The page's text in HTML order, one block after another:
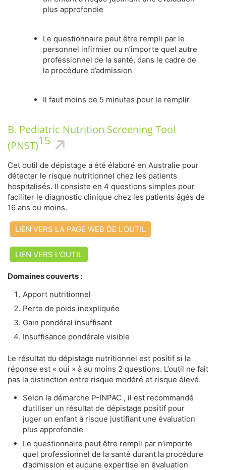
plus approfondie
Le questionnaire peut être rempli par le
personnel infirmier ou n’importe quel autre
professionnel de la santé, dans le cadre de
la procédure d’admission
Il faut moins de 5 minutes pour le remplir
B. Pediatric Nutrition Screening Tool
(PNST)15
Cet outil de dépistage a été élaboré en Australie pour
détecter le risque nutritionnel chez les patients
hospitalisés. Il consiste en 4 questions simples pour
faciliter le diagnostic clinique chez les patients âgés de
16 ans ou moins.
LIEN VERS LA PAGE WEB DE L'OUTIL
LIEN VERS L'OUTIL
Domaines couverts :
Apport nutritionnel
Perte de poids inexpliquée
Gain pondéral insuffisant
Insuffisance pondérale visible
Le résultat du dépistage nutritionnel est positif si la
réponse est « oui » à au moins 2 questions. L’outil ne fait
pas la distinction entre risque modéré et risque élevé.
Selon la démarche P-INPAC , il est recommandé
d’utiliser un résultat de dépistage positif pour
juger un enfant à risque justifiant une évaluation
plus approfondie
Le questionnaire peut être rempli par n’importe
quel professionnel de la santé durant la procédure
d’admission et aucune expertise en évaluation